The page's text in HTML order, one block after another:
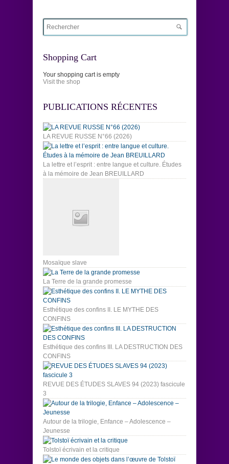
Shopping Cart
Your shopping cart is empty
Visit the shop
PUBLICATIONS RÉCENTES
LA REVUE RUSSE N°66 (2026)
La lettre et l’esprit : entre langue et culture. Études
à la mémoire de Jean BREUILLARD
Mosaïque slave
La Terre de la grande promesse
Esthétique des confins II. LE MYTHE DES
CONFINS
Esthétique des confins III. LA DESTRUCTION DES
CONFINS
REVUE DES ÉTUDES SLAVES 94 (2023) fascicule
3
Autour de la trilogie, Enfance – Adolescence –
Jeunesse
Tolstoï écrivain et la critique